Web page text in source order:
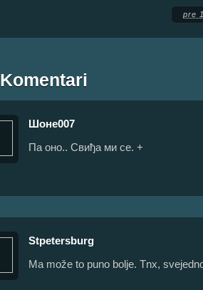
pre
Komentari
Шоне007
Па оно.. Свиђа ми се. +
Stpetersburg
Ma može to puno bolje. Tnx,